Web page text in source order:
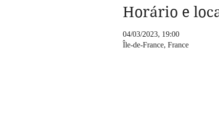
Horário e
04/03/2023, 19:00
Île-de-France, France